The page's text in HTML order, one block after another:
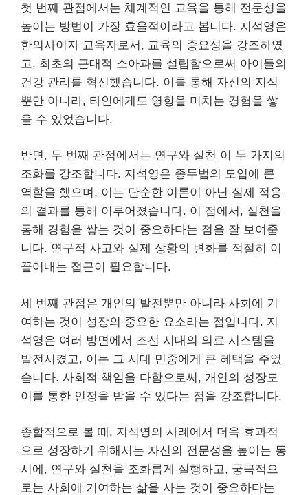
첫 번째 관점에서는 체계적인 교육을 통해 전문성을
높이는 방법이 가장 효율적이라고 봅니다. 지석영은
한의사이자 교육자로서, 교육의 중요성을 강조하였
고, 최초의 근대적 소아과를 설립함으로써 아이들의
건강 관리를 혁신했습니다. 이를 통해 자신의 지식
뿐만 아니라, 타인에게도 영향을 미치는 경험을 쌓
을 수 있었습니다.
반면, 두 번째 관점에서는 연구와 실천 이 두 가지의
조화를 강조합니다. 지석영은 종두법의 도입에 큰
역할을 했으며, 이는 단순한 이론이 아닌 실제 적용
의 결과를 통해 이루어졌습니다. 이 점에서, 실천을
통해 경험을 쌓는 것이 중요하다는 점을 잘 보여줍
니다. 연구적 사고와 실제 상황의 변화를 적절히 이
끌어내는 접근이 필요합니다.
세 번째 관점은 개인의 발전뿐만 아니라 사회에 기
여하는 것이 성장의 중요한 요소라는 점입니다. 지
석영은 여러 방면에서 조선 시대의 의료 시스템을
발전시켰고, 이는 그 시대 민중에게 큰 혜택을 주었
습니다. 사회적 책임을 다함으로써, 개인의 성장도
이를 통한 인정을 받을 수 있다는 점을 강조합니다.
종합적으로 볼 때, 지석영의 사례에서 더욱 효과적
으로 성장하기 위해서는 자신의 전문성을 높이는 동
시에, 연구와 실천을 조화롭게 실행하고, 궁극적으
로는 사회에 기여하는 삶을 사는 것이 중요하다는